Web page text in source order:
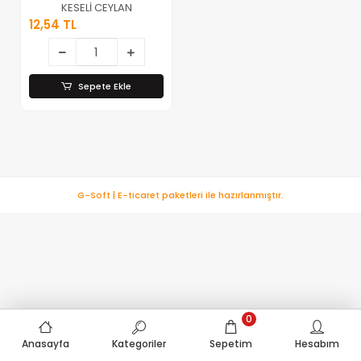
Kokulu*30x18
KESELİ CEYLAN
12,54 TL
Sepete Ekle
Anasayfa Kategoriler Sepetim
0
Hesabım
G-Soft | E-ticaret paketleri ile hazırlanmıştır.